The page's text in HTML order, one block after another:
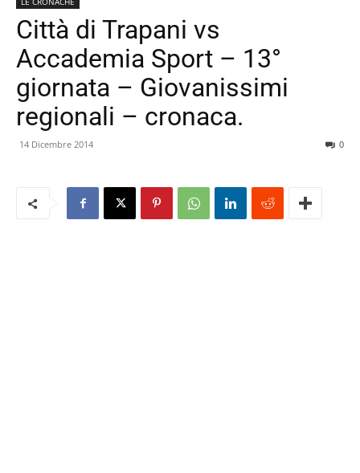
Città di Trapani vs
Accademia Sport – 13°
giornata – Giovanissimi
regionali – cronaca.
14 Dicembre 2014 0